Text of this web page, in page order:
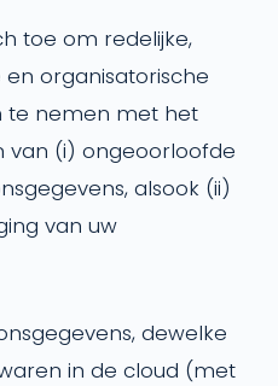
toe om redelijke,
organisatorische
te nemen met het
(i) ongeoorloofde
alsook (ii)
van uw
dewelke
in de cloud (met